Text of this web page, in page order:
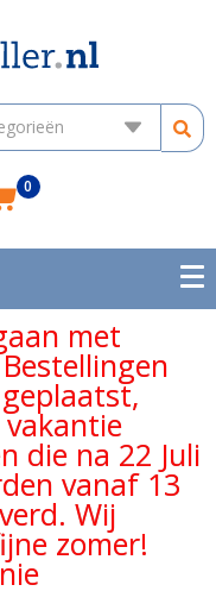
0
met
die na 22 Juli
vanaf 13
Wij
zomer!